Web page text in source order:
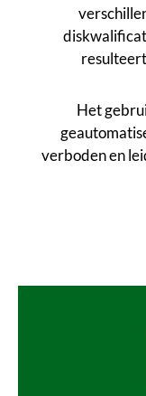
Het
verboden en